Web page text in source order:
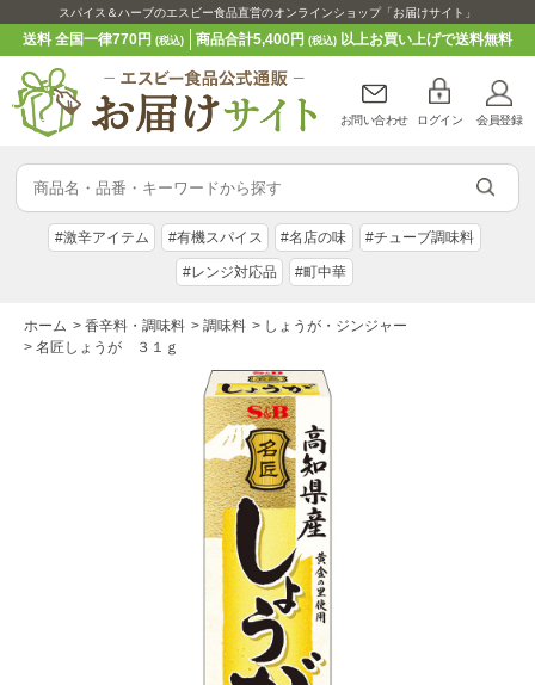
スパイス＆ハーブのエスビー食品直営のオンラインショップ「お届けサイト」
送料 全国一律770円(税込) 商品合計5,400円 (税込)以上お買い上げで送料無料
お問い合わせ ログイン 会員登録
#激辛アイテム #有機スパイス #名店の味 #チューブ調味料
#レンジ対応品 #町中華
ホーム > 香辛料・調味料 > 調味料 > しょうが・ジンジャー
> 名匠しょうが ３１ｇ